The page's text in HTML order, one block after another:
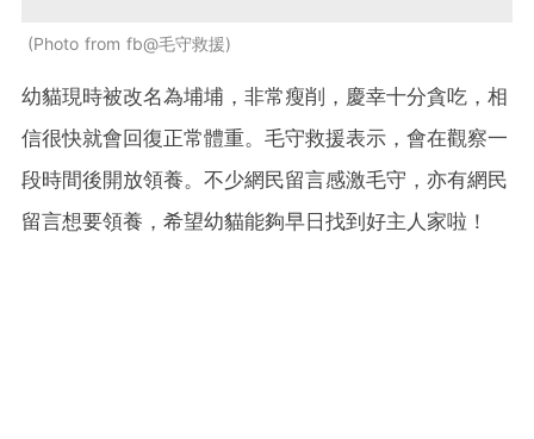
Photo from fb@毛守救援
幼貓現時被改名為埔埔，非常瘦削，慶幸十分貪吃，相
信很快就會回復正常體重。毛守救援表示，會在觀察一
段時間後開放領養。不少網民留言感激毛守，亦有網民
留言想要領養，希望幼貓能夠早日找到好主人家啦！